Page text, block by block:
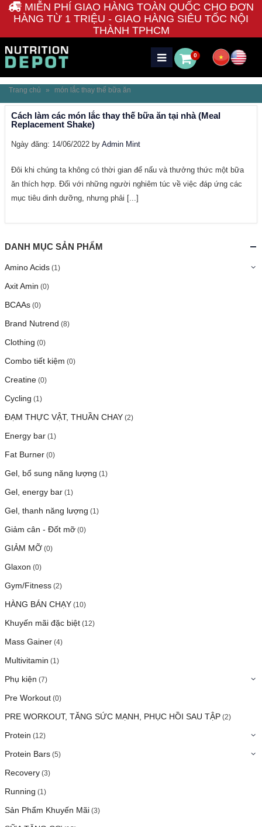
MIỄN PHÍ GIAO HÀNG TOÀN QUỐC CHO ĐƠN
HÀNG TỪ 1 TRIỆU - GIAO HÀNG SIÊU TỐC NỘI
THÀNH TPHCM
0
Trang chủ » món lắc thay thế bữa ăn
Cách làm các món lắc thay thế bữa ăn tại nhà (Meal
Replacement Shake)
Ngày đăng: 14/06/2022 by Admin Mint
Đôi khi chúng ta không có thời gian để nấu và thưởng thức một bữa
ăn thích hợp. Đối với những người nghiêm túc về việc đáp ứng các
mục tiêu dinh dưỡng, nhưng phải [...]
DANH MỤC SẢN PHẨM
Amino Acids (1)
Axit Amin (0)
BCAAs (0)
Brand Nutrend (8)
Clothing (0)
Combo tiết kiệm (0)
Creatine (0)
Cycling (1)
ĐẠM THỰC VẬT, THUẦN CHAY (2)
Energy bar (1)
Fat Burner (0)
Gel, bổ sung năng lượng (1)
Gel, energy bar (1)
Gel, thanh năng lượng (1)
Giảm cân - Đốt mỡ (0)
GIẢM MỠ (0)
Glaxon (0)
Gym/Fitness (2)
HÀNG BÁN CHẠY (10)
Khuyến mãi đặc biệt (12)
Mass Gainer (4)
Multivitamin (1)
Phụ kiện (7)
Pre Workout (0)
PRE WORKOUT, TĂNG SỨC MẠNH, PHỤC HỒI SAU TẬP (2)
Protein (12)
Protein Bars (5)
Recovery (3)
Running (1)
Sản Phẩm Khuyến Mãi (3)